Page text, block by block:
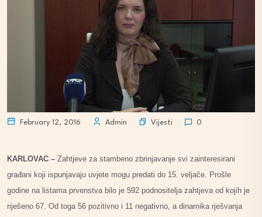
February 12, 2016 Admin Vijesti 0
KARLOVAC – Zahtjeve za stambeno zbrinjavanje svi zainteresirani
građani koji ispunjavaju uvjete mogu predati do 15. veljače. Prošle
godine na listama prvenstva bilo je 592 podnositelja zahtjeva od kojih je
riješeno 67. Od toga 56 pozitivno i 11 negativno, a dinamika rješvanja